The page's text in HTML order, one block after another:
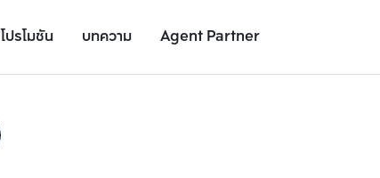
โปรโมชัน บทความ Agent Partner
รายละเอียดยูนิต